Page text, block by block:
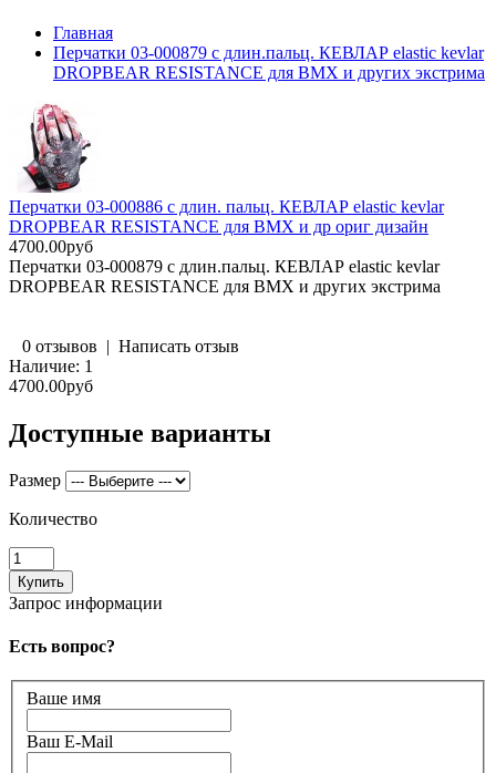
Главная
Перчатки 03-000879 с длин.пальц. КЕВЛАР elastic kevlar
DROPBEAR RESISTANCE для BMX и других экстрима
Перчатки 03-000886 с длин. пальц. КЕВЛАР elastic kevlar
DROPBEAR RESISTANCE для BMX и др ориг дизайн
4700.00руб
Перчатки 03-000879 с длин.пальц. КЕВЛАР elastic kevlar
DROPBEAR RESISTANCE для BMX и других экстрима
0 отзывов | Написать отзыв
Наличие: 1
4700.00руб
Доступные варианты
Размер
Количество
Запрос информации
Есть вопрос?
Ваше имя
Ваш E-Mail